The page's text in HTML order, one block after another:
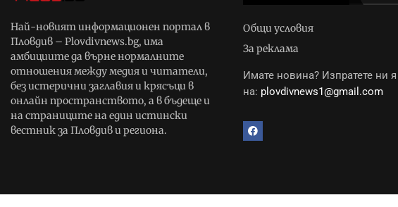
Най-новият информационен портал в
Пловдив – Plovdivnews.bg, има
амбициите да върне нормалните
отношения между медия и читатели,
без истерични заглавия и крясъци в
онлайн пространството, а в бъдеще и
на страниците на един истински
вестник за Пловдив и региона.
Общи условия
За реклама
Имате новина? Изпратете ни я
на: plovdivnews1@gmail.com